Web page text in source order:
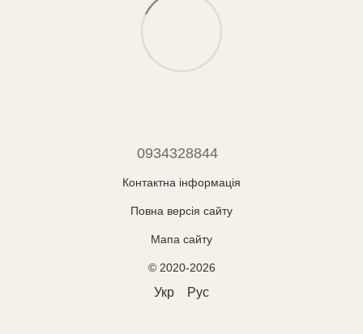
0934328844
Контактна інформація
Повна версія сайту
Мапа сайту
© 2020-2026
Укр Рус